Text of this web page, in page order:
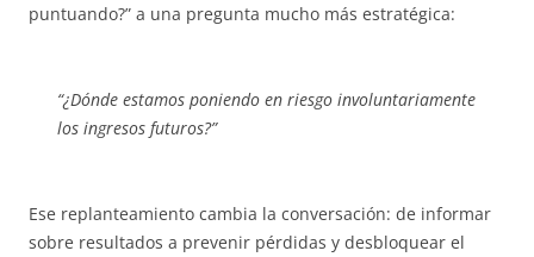
puntuando?” a una pregunta mucho más estratégica:
“¿Dónde estamos poniendo en riesgo involuntariamente
los ingresos futuros?”
Ese replanteamiento cambia la conversación: de informar
sobre resultados a prevenir pérdidas y desbloquear el